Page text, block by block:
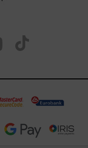
Visit
https://
page
our
TikTok
page